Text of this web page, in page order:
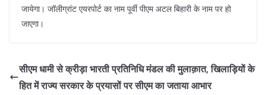
जायेगा। जॉलीग्रांट एयरपोर्ट का नाम पूर्वी पीएम अटल बिहारी के नाम पर हो
जाएगा।
सीएम धामी से क्रीड़ा भारती प्रतिनिधि मंडल की मुलाक़ात, खिलाड़ियों के
हित में राज्य सरकार के प्रयासों पर सीएम का जताया आभार